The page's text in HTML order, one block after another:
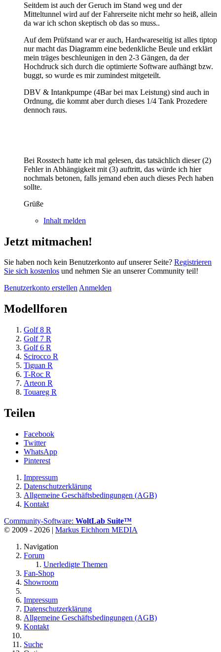
Seitdem ist auch der Geruch im Stand weg und der
Mitteltunnel wird auf der Fahrerseite nicht mehr so heiß, allein
da war ich schon skeptisch ob das so muss..
Auf dem Prüfstand war er auch, Hardwareseitig ist alles tiptop
nur macht das Diagramm eine bedenkliche Beule und erklärt
mein träges beschleunigen in den 2-3 Gängen, da der
Hochdruck sich durch die optimierte Software aufhängt bzw.
buggt, so wurde es mir zumindest mitgeteilt.
DBV & Intankpumpe (4Bar bei max Leistung) sind auch in
Ordnung, die kommt aber durch dieses 1/4 Tank Prozedere
dennoch raus.
Bei Rosstech hatte ich mal gelesen, das tatsächlich dieser (2)
Fehler in Abhängigkeit mit (3) auftritt, das würde ich hier
nochmals betonen, falls jemand eben auch dieses Pech haben
sollte.
Grüße
Inhalt melden
Jetzt mitmachen!
Sie haben noch kein Benutzerkonto auf unserer Seite? Registrieren
Sie sich kostenlos und nehmen Sie an unserer Community teil!
Benutzerkonto erstellenAnmelden
Modellforen
Golf 8 R
Golf 7 R
Golf 6 R
Scirocco R
Tiguan R
T-Roc R
Arteon R
Touareg R
Teilen
Facebook
Twitter
WhatsApp
Pinterest
Impressum
Datenschutzerklärung
Allgemeine Geschäftsbedingungen (AGB)
Kontakt
Community-Software: WoltLab Suite™
© 2009 - 2026 | Markus Eichhorn MEDIA
Navigation
Forum
Unerledigte Themen
Fan-Shop
Showroom
Impressum
Datenschutzerklärung
Allgemeine Geschäftsbedingungen (AGB)
Kontakt
Suche